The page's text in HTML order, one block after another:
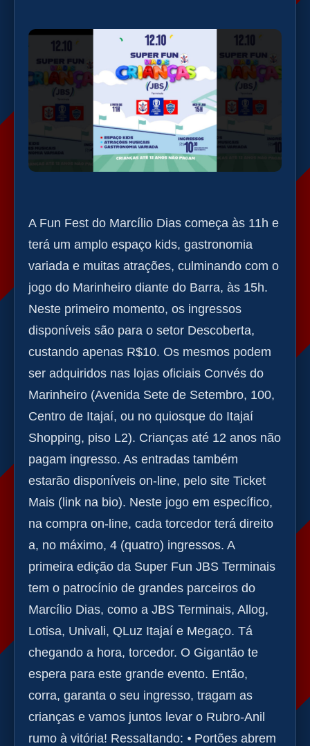
A Fun Fest do Marcílio Dias começa às 11h e
terá um amplo espaço kids, gastronomia
variada e muitas atrações, culminando com o
jogo do Marinheiro diante do Barra, às 15h.
Neste primeiro momento, os ingressos
disponíveis são para o setor Descoberta,
custando apenas R$10. Os mesmos podem
ser adquiridos nas lojas oficiais Convés do
Marinheiro (Avenida Sete de Setembro, 100,
Centro de Itajaí, ou no quiosque do Itajaí
Shopping, piso L2). Crianças até 12 anos não
pagam ingresso. As entradas também
estarão disponíveis on-line, pelo site Ticket
Mais (link na bio). Neste jogo em específico,
na compra on-line, cada torcedor terá direito
a, no máximo, 4 (quatro) ingressos. A
primeira edição da Super Fun JBS Terminais
tem o patrocínio de grandes parceiros do
Marcílio Dias, como a JBS Terminais, Allog,
Lotisa, Univali, QLuz Itajaí e Megaço. Tá
chegando a hora, torcedor. O Gigantão te
espera para este grande evento. Então,
corra, garanta o seu ingresso, tragam as
crianças e vamos juntos levar o Rubro-Anil
rumo à vitória! Ressaltando: ⦁ Portões abrem